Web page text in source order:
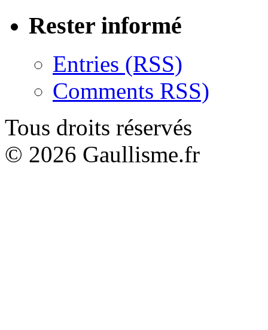
Rester informé
Entries (RSS)
Comments RSS)
Tous droits réservés
© 2026 Gaullisme.fr